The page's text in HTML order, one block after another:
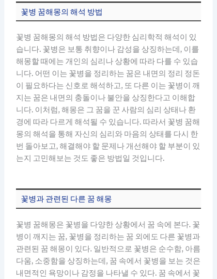
꽃병 꿈해몽의 해석 방법
꽃병 꿈해몽의 해석 방법은 다양한 심리학적 해석이 있
습니다. 꽃병은 보통 취향이나 감성을 상징하는데, 이를
해몽할 때에는 개인의 심리나 상황에 따라 다를 수 있습
니다. 어떤 이는 꽃병을 정리하는 꿈은 내면의 정리 정돈
이 필요하다는 신호로 해석하고, 또 다른 이는 꽃병이 깨
지는 꿈은 내면의 충돌이나 불안을 상징한다고 이해합
니다. 이처럼, 해몽은 그 꿈을 꾼 사람의 심리 상태나 환
경에 따라 다르게 해석될 수 있습니다. 따라서 꽃병 꿈해
몽의 해석을 통해 자신의 심리와 마음의 상태를 다시 한
번 돌아보고, 해결해야 할 문제나 개선해야 할 부분이 있
는지 고민해보는 것도 좋은 방법일 것입니다.
꽃병과 관련된 다른 꿈 해몽
꽃병 꿈해몽은 꽃병을 다양한 상황에서 꿈 속에 본다. 꽃
병이 깨지는 꿈, 꽃병을 정리하는 꿈 외에도 다른 꽃병과
관련된 꿈 해몽이 있다. 일반적으로 꽃병은 순수함, 아름
다움, 소중함을 상징하는데, 꿈 속에서 꽃병을 보는 것은
내면적인 욕망이나 감정을 나타낼 수 있다. 꿈 속에서 꽃